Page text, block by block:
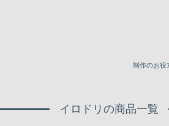
制作のお役
イロドリの商品一覧